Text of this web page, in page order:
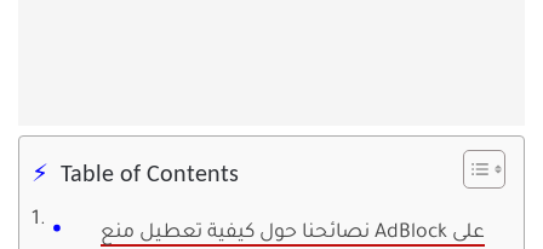
Table of Contents
نصائحنا حول كيفية تعطيل منع AdBlock على